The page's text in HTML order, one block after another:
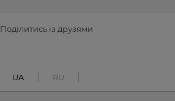
Поділитись із друзями
UA RU